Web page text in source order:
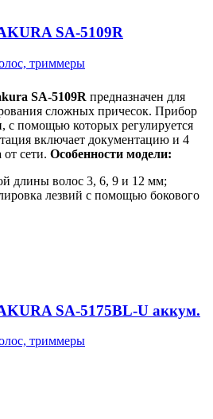
SA-5109R
триммеры
SA-5109R предназначен для
сложных причесок. Прибор
с помощью которых регулируется
включает документацию и 4
сети. Особенности модели:
длины волос 3, 6, 9 и 12 мм;
лезвий с помощью бокового
SA-5175BL-U аккум.
триммеры